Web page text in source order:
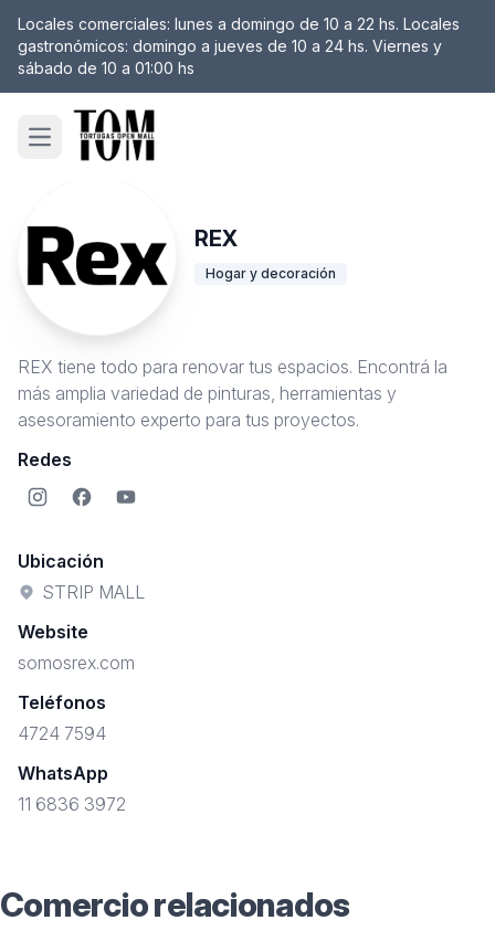
Locales comerciales: lunes a domingo de 10 a 22 hs. Locales
gastronómicos: domingo a jueves de 10 a 24 hs. Viernes y
sábado de 10 a 01:00 hs
Open main menu
REX
Hogar y decoración
REX tiene todo para renovar tus espacios. Encontrá la
más amplia variedad de pinturas, herramientas y
asesoramiento experto para tus proyectos.
Redes
Ubicación
STRIP MALL
Website
somosrex.com
Teléfonos
4724 7594
WhatsApp
11 6836 3972
Comercio relacionados